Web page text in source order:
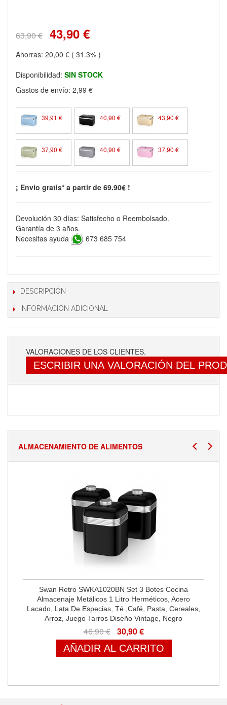
63,90 € 43,90 €
Ahorras: 20,00 € ( 31.3% )
Disponibilidad: SIN STOCK
Gastos de envío: 2,99 €
39,91 € 40,90 € 43,90 €
37,90 € 40,90 € 37,90 €
¡ Envío gratis* a partir de 69.90€ !
Devolución 30 días: Satisfecho o Reembolsado.
Garantía de 3 años.
Necesitas ayuda
673 685 754
DESCRIPCIÓN
INFORMACIÓN ADICIONAL
VALORACIONES DE LOS CLIENTES.
ESCRIBIR UNA VALORACIÓN DEL
ALMACENAMIENTO DE ALIMENTOS
Swan Retro SWKA1020BN Set 3 Botes Cocina
Almacenaje Metálicos 1 Litro Herméticos, Acero
Lacado, Lata De Especias, Té ,Café, Pasta, Cereales,
Arroz, Juego Tarros Diseño Vintage, Negro
46,90 € 30,90 €
AÑADIR AL CARRITO